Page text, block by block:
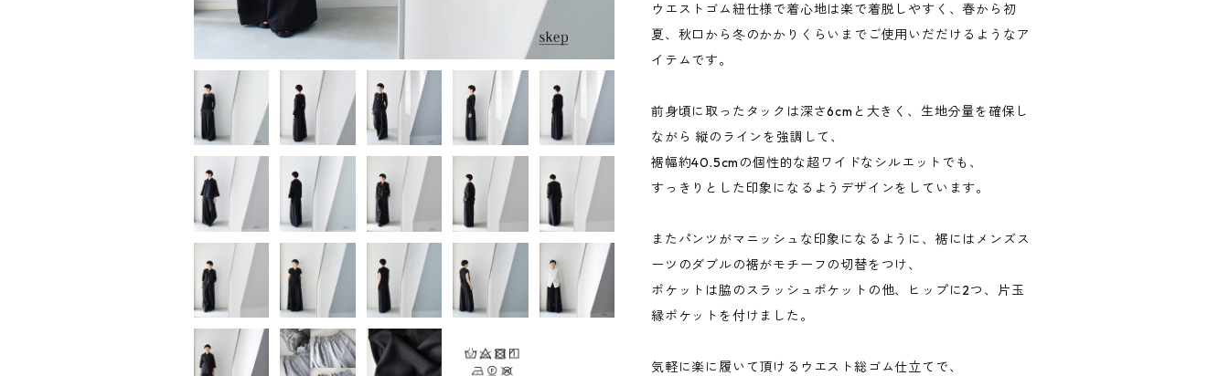
ウエストゴム紐仕様で着心地は楽で着脱しやすく、春から初
夏、秋口から冬のかかりくらいまでご使用いだだけるようなア
イテムです。
前身頃に取ったタックは深さ6cmと大きく、生地分量を確保し
ながら 縦のラインを強調して、
裾幅約40.5cmの個性的な超ワイドなシルエットでも、
すっきりとした印象になるようデザインをしています。
またパンツがマニッシュな印象になるように、裾にはメンズス
ーツのダブルの裾がモチーフの切替をつけ、
ポケットは脇のスラッシュポケットの他、ヒップに2つ、片玉
縁ポケットを付けました。
気軽に楽に履いて頂けるウエスト総ゴム仕立てで、